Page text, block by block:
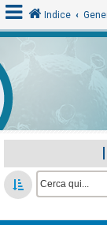
o
g
i
Indice